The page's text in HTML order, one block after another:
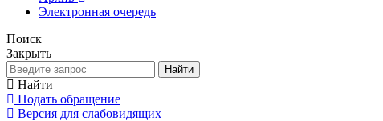
Электронная очередь
Поиск
Закрыть
Найти
Найти
Подать обращение
Версия для слабовидящих